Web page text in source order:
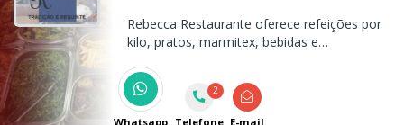
Rebecca Restaurante oferece refeições por
kilo, pratos, marmitex, bebidas e
centro para sua comodidade!
Whatsapp
2
Telefone E-mail